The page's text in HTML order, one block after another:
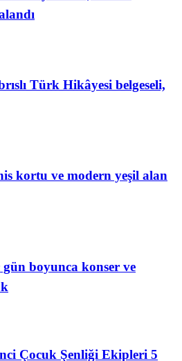
Türk Hikâyesi belgeseli,
kortu ve modern yeşil alan
boyunca konser ve
Çocuk Şenliği Ekipleri 5